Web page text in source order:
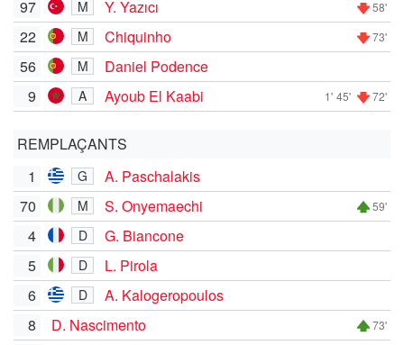
97 M Y. Yazıcı 58'
22 M Chiquinho 73'
56 M
Daniel Podence
9
A Ayoub El Kaabi 1' 45' 72'
REMPLAÇANTS
1
G
A. Paschalakis
70
M S. Onyemaechi 59'
4 D
G. Biancone
5
D
L. Pirola
6
D
A. Kalogeropoulos
8
D. Nascimento 73'